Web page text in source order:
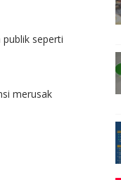
seperti
merusak